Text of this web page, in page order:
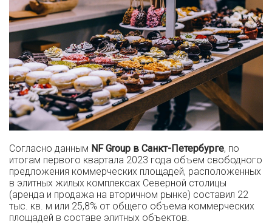
Согласно данным NF Group в Санкт-Петербурге, по
итогам первого квартала 2023 года объем свободного
предложения коммерческих площадей, расположенных
в элитных жилых комплексах Северной столицы
(аренда и продажа на вторичном рынке) составил 22
тыс. кв. м или 25,8% от общего объема коммерческих
площадей в составе элитных объектов.